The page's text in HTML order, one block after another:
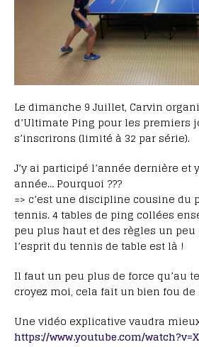
Le dimanche 9 Juillet, Carvin
d’Ultimate Ping pour les premiers
s’inscrirons (limité à 32 par série).
J’y ai participé l’année dernière et
année… Pourquoi ???
=> c’est une discipline cousine du
tennis. 4 tables de ping collées
peu plus haut et des règles un
l’esprit du tennis de table est là !
Il faut un peu plus de force qu’au
croyez moi, cela fait un bien fou
Une vidéo explicative vaudra
https://www.youtube.com/